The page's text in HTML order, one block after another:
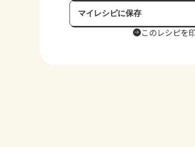
マイレシピに保存
保存済み
このレシピを